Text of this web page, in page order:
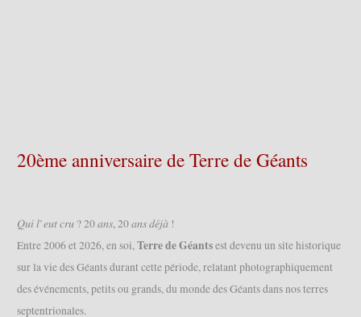
20ème anniversaire de Terre de Géants
𝑄𝑢𝑖 𝑙’𝑒𝑢𝑡 𝑐𝑟𝑢 ? 20 𝑎𝑛𝑠, 20 𝑎𝑛𝑠 𝑑𝑒́𝑗𝑎̀ !
Entre 2006 et 2026, en soi,Terre de Géantsest devenu un site historique
sur la vie des Géants durant cette période, relatant photographiquement
des événements, petits ou grands, du monde des Géants dans nos terres
septentrionales.